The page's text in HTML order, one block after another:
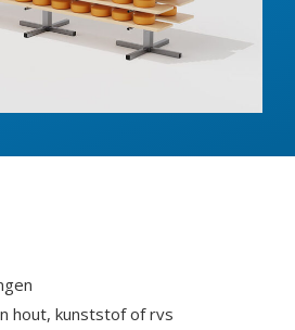
hout, kunststof of rvs